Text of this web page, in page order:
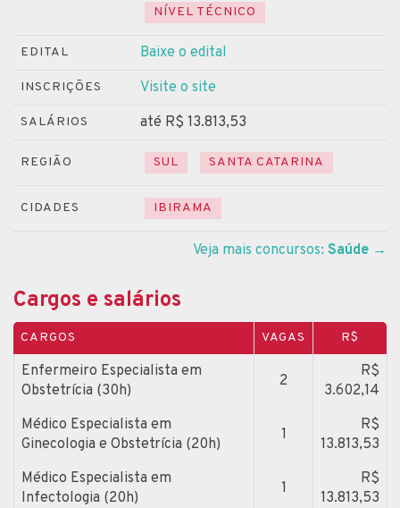
NÍVEL TÉCNICO
EDITAL Baixe o edital
INSCRIÇÕES Visite o site
SALÁRIOS até R$ 13.813,53
REGIÃO SUL SANTA CATARINA
CIDADES IBIRAMA
Veja mais concursos: Saúde →
Cargos e salários
CARGOS VAGAS R$
Enfermeiro Especialista em
Obstetrícia (30h)
2
R$
3.602,14
Médico Especialista em
Ginecologia e Obstetrícia (20h)
1
R$
13.813,53
Médico Especialista em
Infectologia (20h)
1
R$
13.813,53